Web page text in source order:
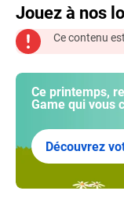
Jouez à nos
Ce contenu
Ce printemps,
Game qui vous
Découvrez